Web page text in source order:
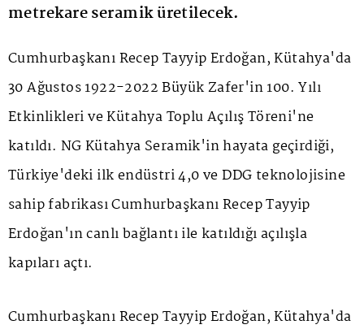
metrekare seramik üretilecek.
Cumhurbaşkanı Recep Tayyip Erdoğan, Kütahya'da
30 Ağustos 1922-2022 Büyük Zafer'in 100. Yılı
Etkinlikleri ve Kütahya Toplu Açılış Töreni'ne
katıldı. NG Kütahya Seramik'in hayata geçirdiği,
Türkiye'deki ilk endüstri 4,0 ve DDG teknolojisine
sahip fabrikası Cumhurbaşkanı Recep Tayyip
Erdoğan'ın canlı bağlantı ile katıldığı açılışla
kapıları açtı.
Cumhurbaşkanı Recep Tayyip Erdoğan, Kütahya'da